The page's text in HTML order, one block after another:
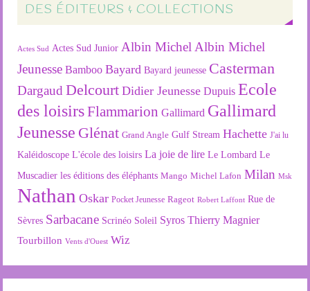
DES ÉDITEURS & COLLECTIONS
Actes Sud Actes Sud Junior Albin Michel Albin Michel
Jeunesse Bamboo Bayard Bayard jeunesse Casterman
Dargaud Delcourt Didier Jeunesse Dupuis Ecole
des loisirsFlammarion Gallimard Gallimard
Jeunesse Glénat Grand Angle Gulf Stream Hachette J'ai lu
Kaléidoscope L'école des loisirs La joie de lire Le Lombard Le
Muscadier les éditions des éléphants Mango Michel Lafon Milan Msk
Nathan Oskar Pocket Jeunesse Rageot Robert Laffont Rue de
Sèvres Sarbacane Scrinéo Soleil Syros Thierry Magnier
Tourbillon Vents d'Ouest Wiz